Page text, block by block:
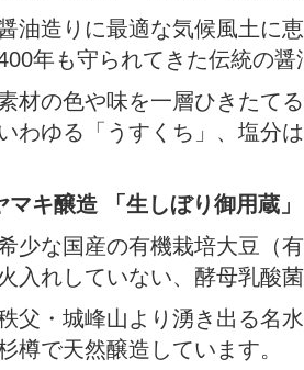
りに最適な気候風土に恵
も守られてきた伝統の醤
色や味を一層ひきたてる
る「うすくち」、塩分は
マキ醸造 「生しぼり御用蔵」
国産の有機栽培大豆（有
していない、酵母乳酸菌
城峰山より湧き出る名水
天然醸造しています。